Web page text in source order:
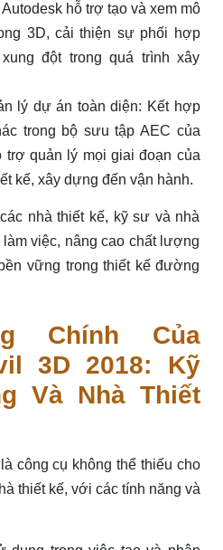
hỗ trợ tạo và xem mô
3D, cải thiện sự phối hợp
đột trong quá trình xây
lý dự án toàn diện: Kết hợp
trong bộ sưu tập AEC của
trợ quản lý mọi giai đoạn của
kế, xây dựng đến vận hành.
nhà thiết kế, kỹ sư và nhà
việc, nâng cao chất lượng
vững trong thiết kế đường
Chính Của
3D 2018: Kỹ
Và Nhà Thiết
công cụ không thể thiếu cho
thiết kế, với các tính năng và